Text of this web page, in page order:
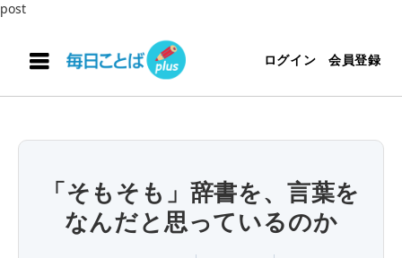
post
ログイン 会員登録
「そもそも」辞書を、言葉を
なんだと思っているのか